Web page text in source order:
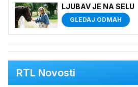
LJUBAV JE NA SELU
GLEDAJ ODMAH
RTL Novosti